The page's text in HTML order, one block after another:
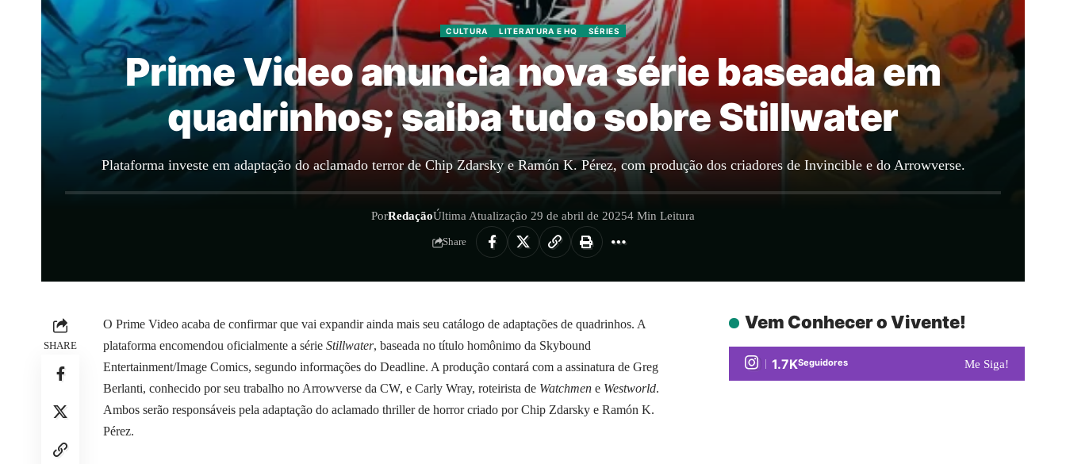
CULTURA LITERATURA E HQ SÉRIES
Prime Video anuncia nova série baseada em
quadrinhos; saiba tudo sobre Stillwater
Plataforma investe em adaptação do aclamado terror de Chip Zdarsky e Ramón K. Pérez, com produção dos criadores de Invincible e do Arrowverse.
PorRedaçãoÚltima Atualização 29 de abril de 20254 Min Leitura
Share
SHARE
O Prime Video acaba de confirmar que vai expandir ainda mais seu catálogo de adaptações de quadrinhos. A
plataforma encomendou oficialmente a série Stillwater, baseada no título homônimo da Skybound
Entertainment/Image Comics, segundo informações do Deadline. A produção contará com a assinatura de Greg
Berlanti, conhecido por seu trabalho no Arrowverse da CW, e Carly Wray, roteirista de Watchmen e Westworld.
Ambos serão responsáveis pela adaptação do aclamado thriller de horror criado por Chip Zdarsky e Ramón K.
Pérez.
Vem Conhecer o Vivente!
1.7KSeguidores Me Siga!